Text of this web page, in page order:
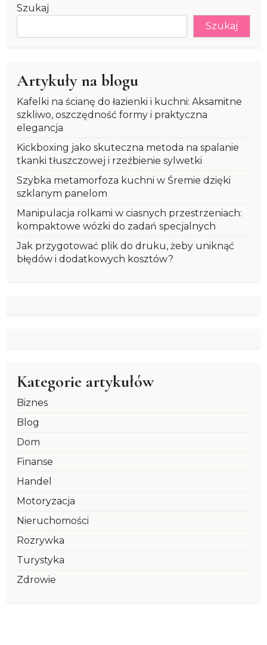
Szukaj
Szukaj
Artykuły na blogu
Kafelki na ścianę do łazienki i kuchni: Aksamitne
szkliwo, oszczędność formy i praktyczna
elegancja
Kickboxing jako skuteczna metoda na spalanie
tkanki tłuszczowej i rzeźbienie sylwetki
Szybka metamorfoza kuchni w Śremie dzięki
szklanym panelom
Manipulacja rolkami w ciasnych przestrzeniach:
kompaktowe wózki do zadań specjalnych
Jak przygotować plik do druku, żeby uniknąć
błędów i dodatkowych kosztów?
Kategorie artykułów
Biznes
Blog
Dom
Finanse
Handel
Motoryzacja
Nieruchomości
Rozrywka
Turystyka
Zdrowie